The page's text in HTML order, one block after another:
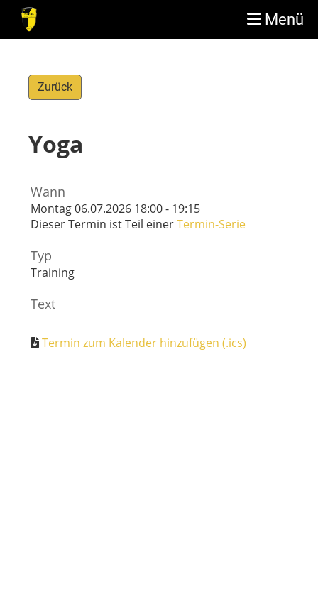
Menü
Zurück
Yoga
Wann
Montag 06.07.2026 18:00 - 19:15
Dieser Termin ist Teil einerTermin-Serie
Typ
Training
Text
Termin zum Kalender hinzufügen (.ics)